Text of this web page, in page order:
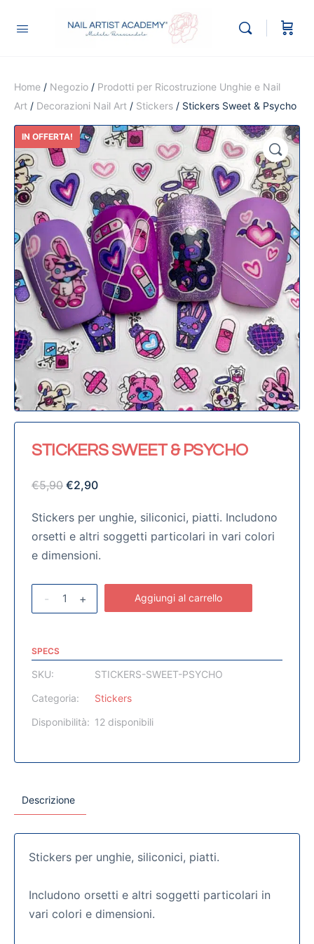
Home / Negozio / Prodotti per Ricostruzione Unghie e Nail
Art / Decorazioni Nail Art / Stickers / Stickers Sweet & Psycho
IN OFFERTA!
🔍
STICKERS SWEET & PSYCHO
€5,90 €2,90
Stickers per unghie, siliconici, piatti. Includono
orsetti e altri soggetti particolari in vari colori
e dimensioni.
- + Aggiungi al carrello
SPECS
SKU:
STICKERS-SWEET-PSYCHO
Categoria:
Stickers
Disponibilità: 12 disponibili
Descrizione
Stickers per unghie, siliconici, piatti.
Includono orsetti e altri soggetti particolari in
vari colori e dimensioni.